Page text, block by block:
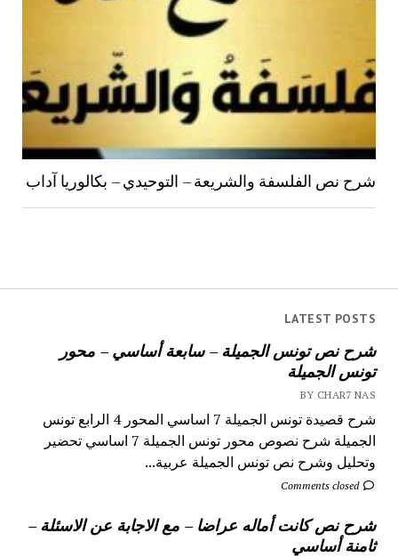
LATEST POSTS
شرح نص تونس الجميلة – سابعة أساسي – محور
تونس الجميلة
BY CHAR7 NAS
شرح قصيدة تونس الجميلة 7 اساسي المحور 4 الرابع تونس
الجميلة شرح نصوص محور تونس الجميلة 7 اساسي تحضير
وتحليل وشرح نص تونس الجميلة عربية...
Comments closed
شرح نص كانت أماله عراضا – مع الاجابة عن الاسئلة –
ثامنة أساسي
شرح نص الفلسفة والشريعة – التوحيدي – بكالوريا آداب